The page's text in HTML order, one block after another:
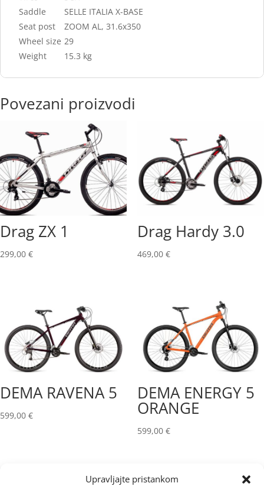
Upravljajte pristankom
Saddle
SELLE ITALIA X-BASE
Seat post
ZOOM AL, 31.6x350
Wheel size 29
Weight
15.3 kg
Povezani proizvodi
Drag ZX 1
299,00 €
Drag Hardy 3.0
469,00 €
DEMA RAVENA 5
599,00 €
DEMA ENERGY 5
ORANGE
599,00 €